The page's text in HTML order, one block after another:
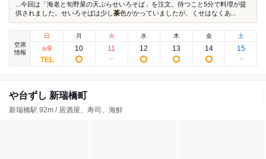
...今回は「海老と旬野菜の天ぷらせいろそば」を注文。待つこと5分で料理が提
供されました。せいろそばは少し茶色がかっていましたが、くせはなくあ...
空席
情報
日
8/9
月
10
火
11
水
12
木
13
金
14
土
15
や台ずし 新瑞橋町
新瑞橋駅 92m / 居酒屋、寿司、海鮮